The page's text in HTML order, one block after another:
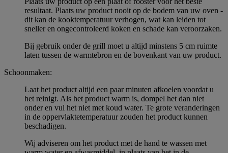
resultaat. Plaats uw product nooit op de bodem van uw oven -
dit kan de kooktemperatuur verhogen, wat kan leiden tot
sneller en ongecontroleerd koken en schade kan veroorzaken.
Bij gebruik onder de grill moet u altijd minstens 5 cm ruimte
laten tussen de warmtebron en de bovenkant van uw product.
Schoonmaken:
Laat het product altijd een paar minuten afkoelen voordat u
het reinigt. Als het product warm is, dompel het dan niet
onder en vul het niet met koud water. Te grote veranderingen
in de oppervlaktetemperatuur zouden het product kunnen
beschadigen.
Wij adviseren om het product met de hand te wassen met